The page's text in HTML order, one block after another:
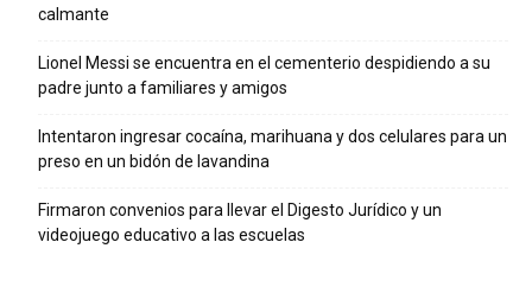
calmante
Lionel Messi se encuentra en el cementerio despidiendo a su
padre junto a familiares y amigos
Intentaron ingresar cocaína, marihuana y dos celulares para un
preso en un bidón de lavandina
Firmaron convenios para llevar el Digesto Jurídico y un
videojuego educativo a las escuelas